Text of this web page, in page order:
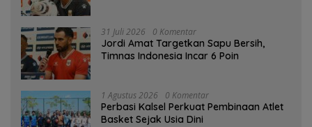
31 Juli 2026 0 Komentar
Jordi Amat Targetkan Sapu Bersih,
Timnas Indonesia Incar 6 Poin
1 Agustus 2026 0 Komentar
Perbasi Kalsel Perkuat Pembinaan Atlet
Basket Sejak Usia Dini